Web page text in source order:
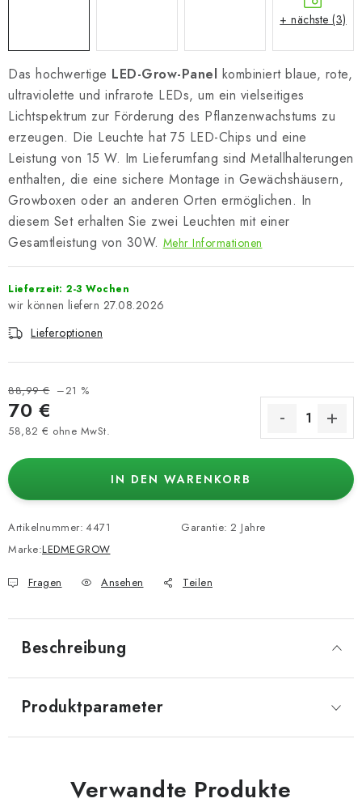
Das hochwertige LED-Grow-Panel kombiniert blaue, rote,
ultraviolette und infrarote LEDs, um ein vielseitiges
Lichtspektrum zur Förderung des Pflanzenwachstums zu
erzeugen. Die Leuchte hat 75 LED-Chips und eine
Leistung von 15 W. Im Lieferumfang sind Metallhalterungen
enthalten, die eine sichere Montage in Gewächshäusern,
Growboxen oder an anderen Orten ermöglichen. In
diesem Set erhalten Sie zwei Leuchten mit einer
Gesamtleistung von 30W. Mehr Informationen
Lieferzeit: 2-3 Wochen
27.08.2026
Lieferoptionen
88,99 € –21 %
70 €
58,82 € ohne MwSt.
IN DEN WARENKORB
Artikelnummer: 4471
Marke:LEDMEGROW
Garantie: 2 Jahre
Fragen Ansehen Teilen
+ nächste (3)
Beschreibung
Produktparameter
Verwandte Produkte